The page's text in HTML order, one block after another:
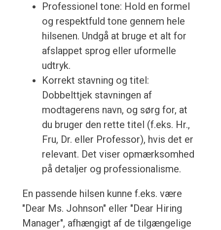
Professionel tone: Hold en formel
og respektfuld tone gennem hele
hilsenen. Undgå at bruge et alt for
afslappet sprog eller uformelle
udtryk.
Korrekt stavning og titel:
Dobbelttjek stavningen af
modtagerens navn, og sørg for, at
du bruger den rette titel (f.eks. Hr.,
Fru, Dr. eller Professor), hvis det er
relevant. Det viser opmærksomhed
på detaljer og professionalisme.
En passende hilsen kunne f.eks. være
"Dear Ms. Johnson" eller "Dear Hiring
Manager", afhængigt af de tilgængelige